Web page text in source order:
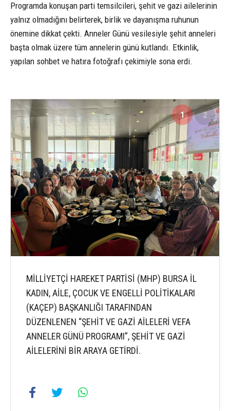
Programda konuşan parti temsilcileri, şehit ve gazi ailelerinin
yalnız olmadığını belirterek, birlik ve dayanışma ruhunun
önemine dikkat çekti. Anneler Günü vesilesiyle şehit anneleri
başta olmak üzere tüm annelerin günü kutlandı. Etkinlik,
yapılan sohbet ve hatıra fotoğrafı çekimiyle sona erdi.
1 2
MİLLİYETÇİ HAREKET PARTİSİ (MHP) BURSA İL
KADIN, AİLE, ÇOCUK VE ENGELLİ POLİTİKALARI
(KAÇEP) BAŞKANLIĞI TARAFINDAN
DÜZENLENEN “ŞEHİT VE GAZİ AİLELERİ VEFA
ANNELER GÜNÜ PROGRAMI”, ŞEHİT VE GAZİ
AİLELERİNİ BİR ARAYA GETİRDİ.